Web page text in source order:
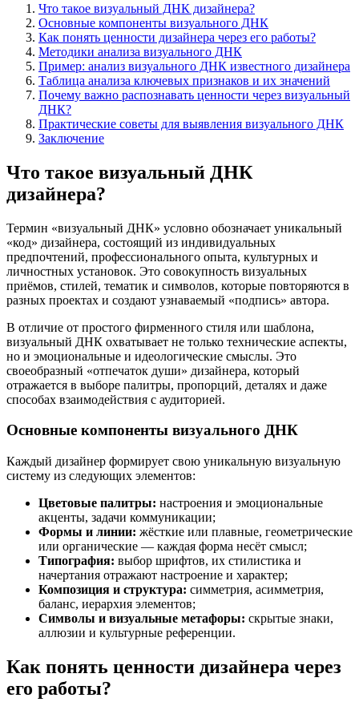
Что такое визуальный ДНК дизайнера?
Основные компоненты визуального ДНК
Как понять ценности дизайнера через его работы?
Методики анализа визуального ДНК
Пример: анализ визуального ДНК известного дизайнера
Таблица анализа ключевых признаков и их значений
Почему важно распознавать ценности через визуальный
ДНК?
Практические советы для выявления визуального ДНК
Заключение
Что такое визуальный ДНК
дизайнера?
Термин «визуальный ДНК» условно обозначает уникальный
«код» дизайнера, состоящий из индивидуальных
предпочтений, профессионального опыта, культурных и
личностных установок. Это совокупность визуальных
приёмов, стилей, тематик и символов, которые повторяются в
разных проектах и создают узнаваемый «подпись» автора.
В отличие от простого фирменного стиля или шаблона,
визуальный ДНК охватывает не только технические аспекты,
но и эмоциональные и идеологические смыслы. Это
своеобразный «отпечаток души» дизайнера, который
отражается в выборе палитры, пропорций, деталях и даже
способах взаимодействия с аудиторией.
Основные компоненты визуального ДНК
Каждый дизайнер формирует свою уникальную визуальную
систему из следующих элементов:
Цветовые палитры: настроения и эмоциональные
акценты, задачи коммуникации;
Формы и линии: жёсткие или плавные, геометрические
или органические — каждая форма несёт смысл;
Типография: выбор шрифтов, их стилистика и
начертания отражают настроение и характер;
Композиция и структура: симметрия, асимметрия,
баланс, иерархия элементов;
Символы и визуальные метафоры: скрытые знаки,
аллюзии и культурные референции.
Как понять ценности дизайнера через
его работы?